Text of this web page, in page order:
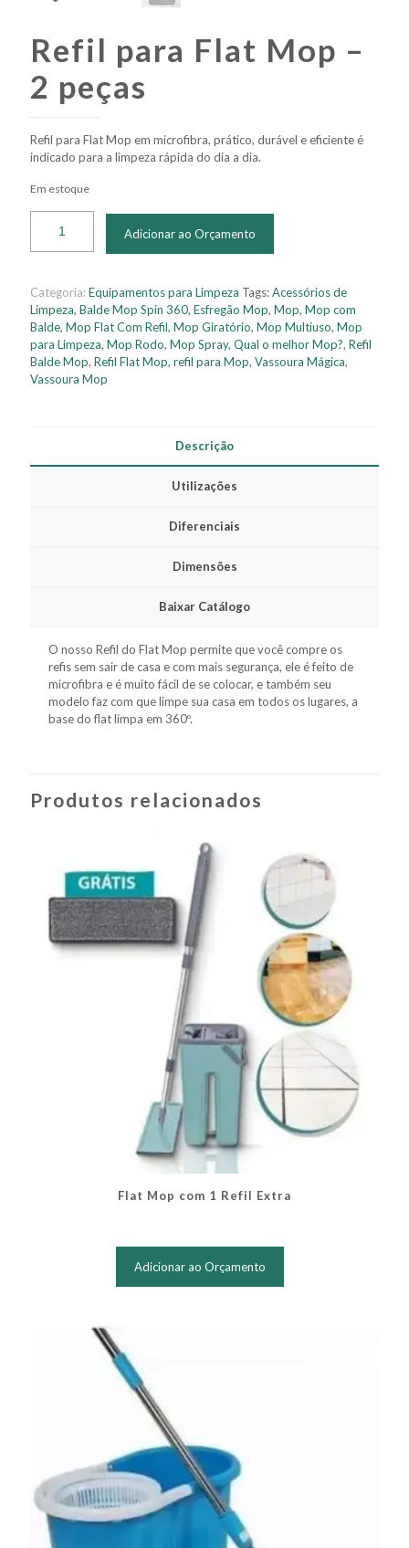
Refil para Flat Mop –
2 peças
Refil para Flat Mop em microfibra, prático, durável e eficiente é
indicado para a limpeza rápida do dia a dia.
Em estoque
Adicionar ao Orçamento
Categoria:Equipamentos para Limpeza Tags:Acessórios de
Limpeza, Balde Mop Spin 360, Esfregão Mop, Mop, Mop com
Balde, Mop Flat Com Refil, Mop Giratório, Mop Multiuso, Mop
para Limpeza, Mop Rodo, Mop Spray, Qual o melhor Mop?, Refil
Balde Mop, Refil Flat Mop, refil para Mop, Vassoura Mágica,
Vassoura Mop
Descrição
Utilizações
Diferenciais
Dimensões
Baixar Catálogo
O nosso Refil do Flat Mop permite que você compre os
refis sem sair de casa e com mais segurança, ele é feito de
microfibra e é muito fácil de se colocar, e também seu
modelo faz com que limpe sua casa em todos os lugares, a
base do flat limpa em 360º.
Produtos relacionados
Flat Mop com 1 Refil Extra
Adicionar ao Orçamento